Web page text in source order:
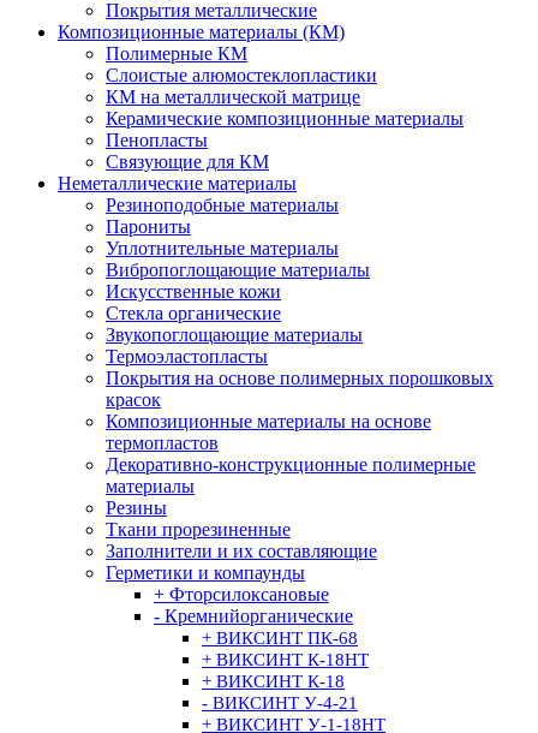
Покрытия металлические
Композиционные материалы (КМ)
Полимерные КМ
Слоистые алюмостеклопластики
КМ на металлической матрице
Керамические композиционные материалы
Пенопласты
Связующие для КМ
Неметаллические материалы
Резиноподобные материалы
Парониты
Уплотнительные материалы
Вибропоглощающие материалы
Искусственные кожи
Стекла органические
Звукопоглощающие материалы
Термоэластопласты
Покрытия на основе полимерных порошковых
красок
Композиционные материалы на основе
термопластов
Декоративно-конструкционные полимерные
материалы
Резины
Ткани прорезиненные
Заполнители и их составляющие
Герметики и компаунды
+ Фторсилоксановые
- Кремнийорганические
+ ВИКСИНТ ПК-68
+ ВИКСИНТ К-18НТ
+ ВИКСИНТ К-18
- ВИКСИНТ У-4-21
+ ВИКСИНТ У-1-18НТ